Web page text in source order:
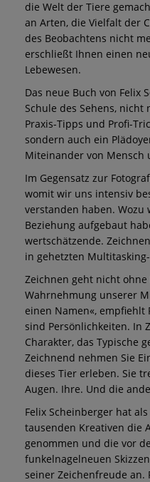
die Welt der Tiere
an Arten, die Vielfalt der
des Beobachtens nicht
erschließt Ihnen einen
Lebewesen.
Das neue Buch von Felix
Schule des Sehens,
Praxis-Tipps und Profi-
sondern auch ein
Miteinander von Mensch
Im Gegensatz zur
womit wir uns intensiv
verstanden haben. Wozu
Beziehung aufgebaut
wertschätzende.
in gehetzten
Zeichnen geht nicht
Wahrnehmung unserer
einen Namen«, empfiehlt
sind Persönlichkeiten. In
Charakter, das Typische
Zeichnend nehmen Sie
dieses Tier erleben. Sie
Augen. Ihre. Und die
Felix Scheinberger hat
tausenden Kreativen die
genommen und die vor
funkelnagelneuen
seiner Zeichenfreude